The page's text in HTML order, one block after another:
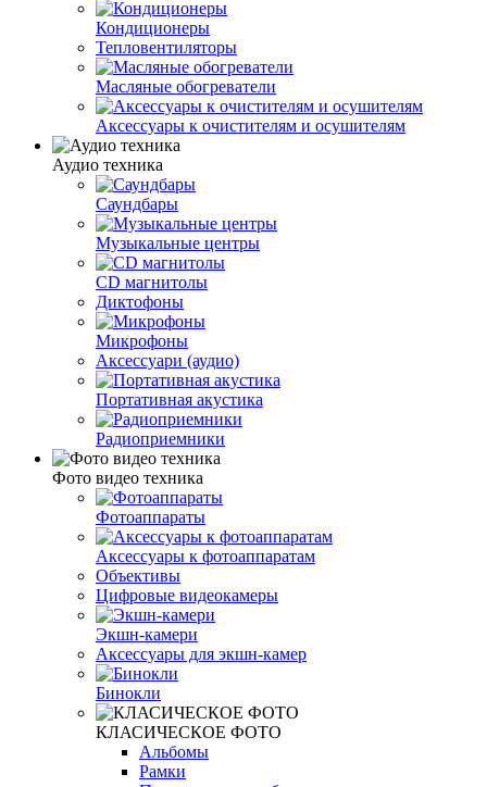
Кондиционеры
Тепловентиляторы
Масляные обогреватели
Аксессуары к очистителям и осушителям
Аудио техника
Саундбары
Музыкальные центры
CD магнитолы
Диктофоны
Микрофоны
Аксессуари (аудио)
Портативная акустика
Радиоприемники
Фото видео техника
Фотоаппараты
Аксессуары к фотоаппаратам
Объективы
Цифровые видеокамеры
Экшн-камери
Аксессуары для экшн-камер
Бинокли
КЛАСИЧЕСКОЕ ФОТО
Альбомы
Рамки